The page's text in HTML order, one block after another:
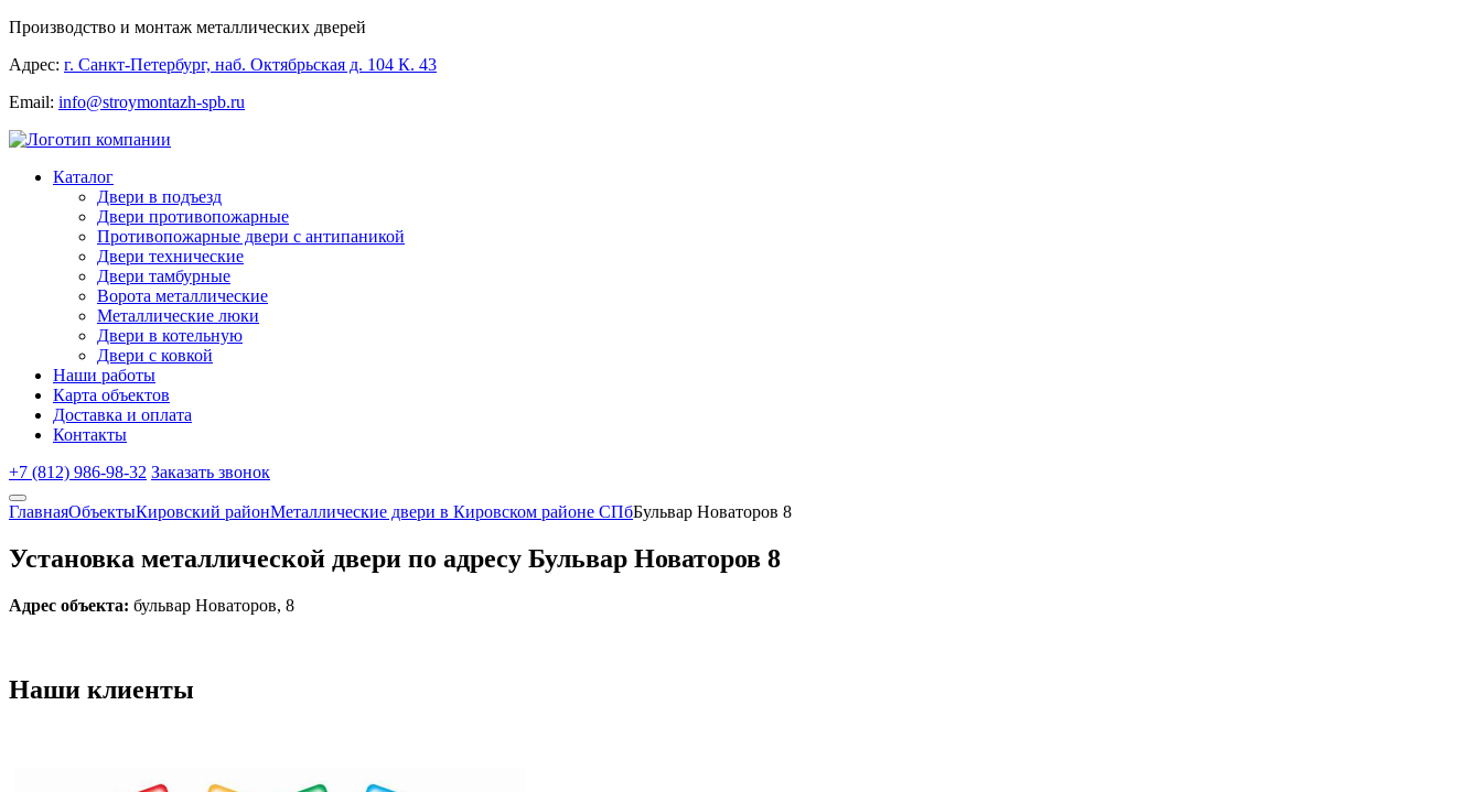
Производство и монтаж металлических дверей
Адрес: г. Санкт-Петербург, наб. Октябрьская д. 104 К. 43
Email: info@stroymontazh-spb.ru
Каталог
Двери в подъезд
Двери противопожарные
Противопожарные двери с антипаникой
Двери технические
Двери тамбурные
Ворота металлические
Металлические люки
Двери в котельную
Двери с ковкой
Наши работы
Карта объектов
Доставка и оплата
Контакты
+7 (812) 986-98-32 Заказать звонок
ГлавнаяОбъектыКировский районМеталлические двери в Кировском районе СПбБульвар Новаторов 8
Установка металлической двери по адресу Бульвар Новаторов 8
Адрес объекта: бульвар Новаторов, 8
Наши клиенты